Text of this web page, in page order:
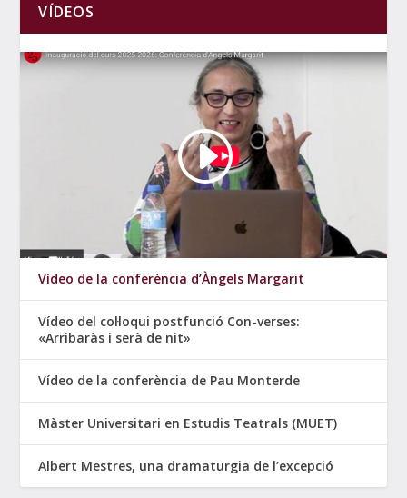
VÍDEOS
Vídeo de la conferència d’Àngels Margarit
Vídeo del col·loqui postfunció Con-verses:
«Arribaràs i serà de nit»
Vídeo de la conferència de Pau Monterde
Màster Universitari en Estudis Teatrals (MUET)
Albert Mestres, una dramaturgia de l’excepció